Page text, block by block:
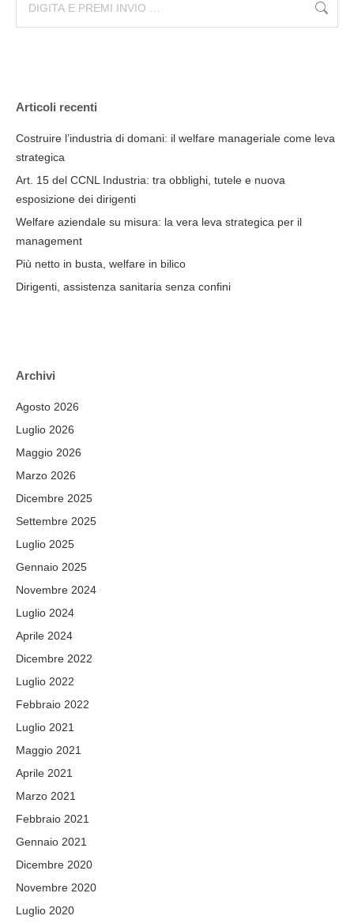
Articoli recenti
Costruire l’industria di domani: il welfare manageriale come leva
strategica
Art. 15 del CCNL Industria: tra obblighi, tutele e nuova
esposizione dei dirigenti
Welfare aziendale su misura: la vera leva strategica per il
management
Più netto in busta, welfare in bilico
Dirigenti, assistenza sanitaria senza confini
Archivi
Agosto 2026
Luglio 2026
Maggio 2026
Marzo 2026
Dicembre 2025
Settembre 2025
Luglio 2025
Gennaio 2025
Novembre 2024
Luglio 2024
Aprile 2024
Dicembre 2022
Luglio 2022
Febbraio 2022
Luglio 2021
Maggio 2021
Aprile 2021
Marzo 2021
Febbraio 2021
Gennaio 2021
Dicembre 2020
Novembre 2020
Luglio 2020